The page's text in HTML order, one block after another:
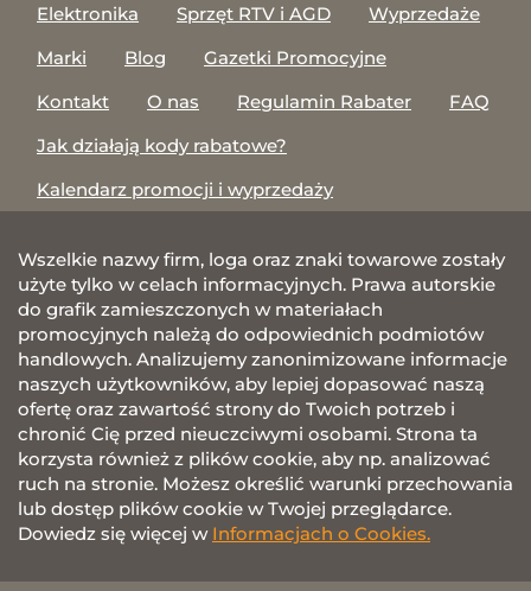
Elektronika
Sprzęt RTV i AGD
Wyprzedaże
Marki
Blog
Gazetki Promocyjne
Kontakt
O nas Regulamin Rabater
FAQ
Jak działają kody rabatowe?
Kalendarz promocji i wyprzedaży
Wszelkie nazwy firm, loga oraz znaki towarowe zostały
użyte tylko w celach informacyjnych. Prawa autorskie
do grafik zamieszczonych w materiałach
promocyjnych należą do odpowiednich podmiotów
handlowych. Analizujemy zanonimizowane informacje
naszych użytkowników, aby lepiej dopasować naszą
ofertę oraz zawartość strony do Twoich potrzeb i
chronić Cię przed nieuczciwymi osobami. Strona ta
korzysta również z plików cookie, aby np. analizować
ruch na stronie. Możesz określić warunki przechowania
lub dostęp plików cookie w Twojej przeglądarce.
Dowiedz się więcej w Informacjach o Cookies.